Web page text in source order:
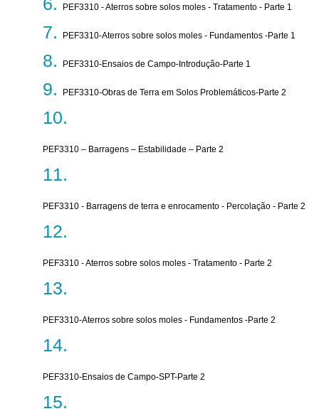
PEF3310 - Aterros sobre solos moles - Tratamento - Parte 1
PEF3310-Aterros sobre solos moles - Fundamentos -Parte 1
PEF3310-Ensaios de Campo-Introdução-Parte 1
PEF3310-Obras de Terra em Solos Problemáticos-Parte 2
PEF3310 – Barragens – Estabilidade – Parte 2
PEF3310 - Barragens de terra e enrocamento - Percolação - Parte 2
PEF3310 - Aterros sobre solos moles - Tratamento - Parte 2
PEF3310-Aterros sobre solos moles - Fundamentos -Parte 2
PEF3310-Ensaios de Campo-SPT-Parte 2